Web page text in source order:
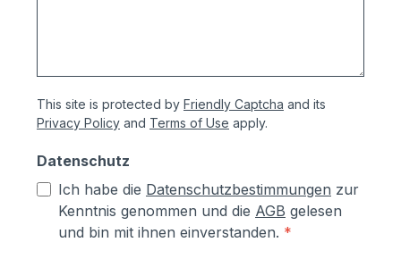
This site is protected by Friendly Captcha and its
Privacy Policy and Terms of Use apply.
Datenschutz
Ich habe die Datenschutzbestimmungen zur
Kenntnis genommen und die AGB gelesen
und bin mit ihnen einverstanden. *